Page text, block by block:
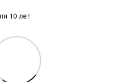
10 лет